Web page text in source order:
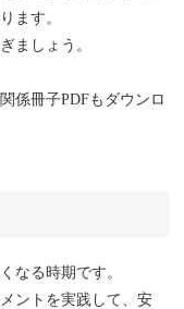
ます。
ましょう。
係冊子PDFもダウンロ
なる時期です。
ントを実践して、安